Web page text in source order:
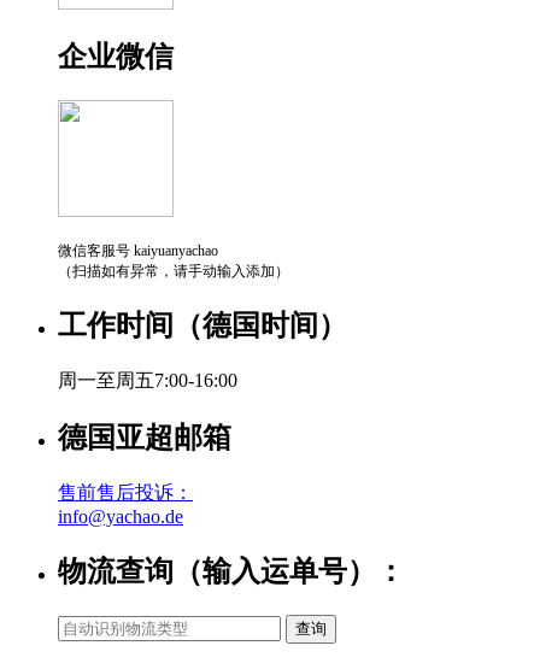
企业微信
微信客服号 kaiyuanyachao
（扫描如有异常，请手动输入添加）
工作时间（德国时间）
周一至周五7:00-16:00
德国亚超邮箱
售前售后投诉：
info@yachao.de
物流查询（输入运单号）：